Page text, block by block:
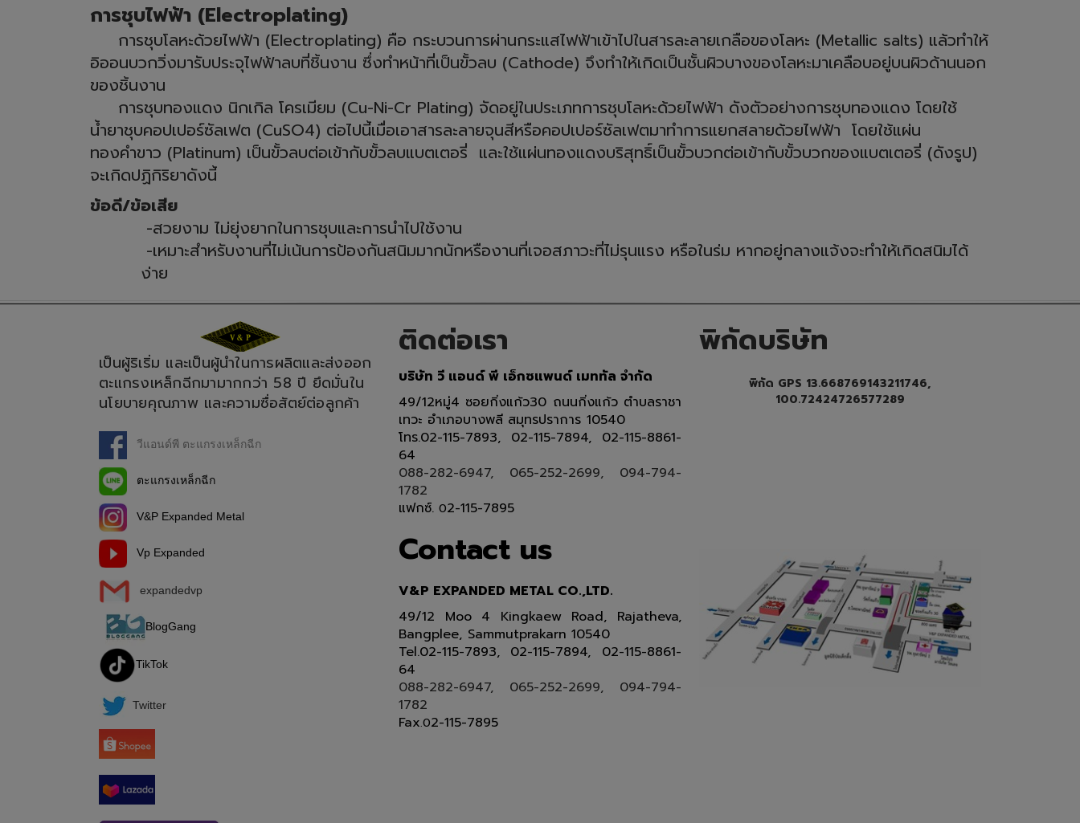
การชุบไฟฟ้า (Electroplating)
การชุบโลหะด้วยไฟฟ้า (Electroplating) คือ กระบวนการผ่านกระแสไฟฟ้าเข้าไปในสารละลายเกลือของโลหะ (Metallic salts) แล้วทำให้
อิออนบวกวิ่งมารับประจุไฟฟ้าลบที่ชิ้นงาน ซึ่งทำหน้าที่เป็นขั้วลบ (Cathode) จึงทำให้เกิดเป็นชั้นผิวบางของโลหะมาเคลือบอยู่บนผิวด้านนอก
ของชิ้นงาน
การชุบทองแดง นิกเกิล โครเมียม (Cu-Ni-Cr Plating) จัดอยู่ในประเภทการชุบโลหะด้วยไฟฟ้า ดังตัวอย่างการชุบทองแดง โดยใช้
น้ำยาชุบคอปเปอร์ซัลเฟต (CuSO4) ต่อไปนี้เมื่อเอาสารละลายจุนสีหรือคอปเปอร์ซัลเฟตมาทำการแยกสลายด้วยไฟฟ้า โดยใช้แผ่น
ทองคำขาว (Platinum) เป็นขั้วลบต่อเข้ากับขั้วลบแบตเตอรี่ และใช้แผ่นทองแดงบริสุทธิ์เป็นขั้วบวกต่อเข้ากับขั้วบวกของแบตเตอรี่ (ดังรูป)
จะเกิดปฏิกิริยาดังนี้
ข้อดี/ข้อเสีย
-สวยงาม ไม่ยุ่งยากในการชุบและการนำไปใช้งาน
-เหมาะสำหรับงานที่ไม่เน้นการป้องกันสนิมมากนักหรืองานที่เจอสภาวะที่ไม่รุนแรง หรือในร่ม หากอยู่กลางแจ้งจะทำให้เกิดสนิมได้
ง่าย
เป็นผู้ริเริ่ม และเป็นผู้นำในการผลิตและส่งออก
ตะแกรงเหล็กฉีกมามากกว่า 58 ปี ยึดมั่นใน
นโยบายคุณภาพ และความซื่อสัตย์ต่อลูกค้า
วีแอนด์พี ตะแกรงเหล็กฉีก
ตะแกรงเหล็กฉีก
V&P Expanded Metal
Vp Expanded
expandedvp
BlogGang
TikTok
Twitter
ติดต่อเรา
บริษัท วี แอนด์ พี เอ็กซแพนด์ เมททัล จำกัด
49/12หมู่4 ซอยกิ่งแก้ว30 ถนนกิ่งแก้ว ตำบลราชา
เทวะ อำเภอบางพลี สมุทรปราการ 10540
โทร.02-115-7893, 02-115-7894, 02-115-8861-
64
088-282-6947, 065-252-2699, 094-794-
1782
แฟกซ์.02-115-7895
Contact us
V&P EXPANDED METAL CO.,LTD.
49/12 Moo 4 Kingkaew Road, Rajatheva,
Bangplee, Sammutprakarn 10540
Tel.02-115-7893, 02-115-7894, 02-115-8861-
64
088-282-6947, 065-252-2699, 094-794-
1782
Fax.02-115-7895
พิกัดบริษัท
พิกัด GPS 13.668769143211746,
100.72424726577289